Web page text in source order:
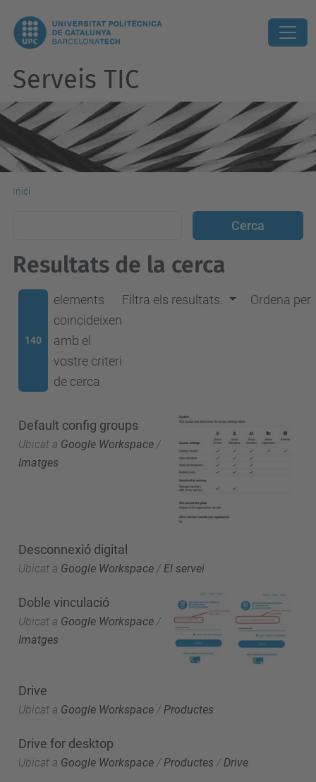
Serveis TIC
Inici
Resultats de la cerca
140
elements
coincideixen
amb el
vostre criteri
de cerca
Filtra els resultats. Ordena per
Default config groups
Ubicat a Google Workspace /
Imatges
Desconnexió digital
Ubicat a Google Workspace /El servei
Doble vinculació
Ubicat a Google Workspace /
Imatges
Drive
Ubicat a Google Workspace / Productes
Drive for desktop
Ubicat a Google Workspace /Productes /Drive